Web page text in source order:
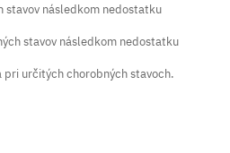
stavov následkom nedostatku
stavov následkom nedostatku
určitých chorobných stavoch.